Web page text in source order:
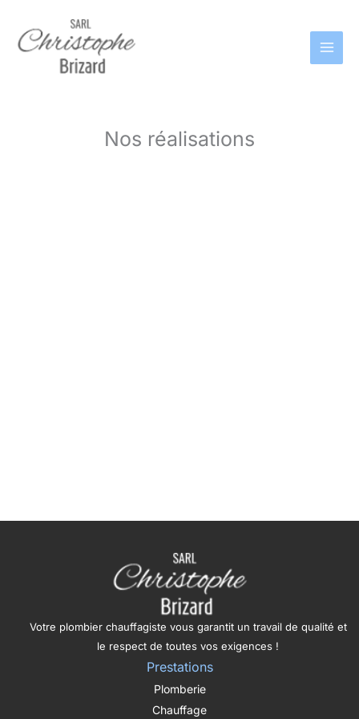
contenu
Nos réalisations
Votre plombier chauffagiste vous garantit un travail de qualité et
le respect de toutes vos exigences !
Prestations
Plomberie
Chauffage